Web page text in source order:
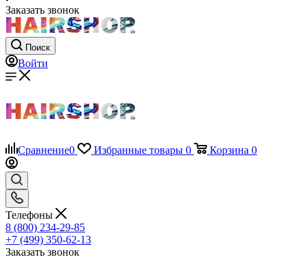
Заказать звонок
Поиск
Войти
Сравнение0 Избранные товары 0 Корзина 0
Телефоны
8 (800) 234-29-85
+7 (499) 350-62-13
Заказать звонок